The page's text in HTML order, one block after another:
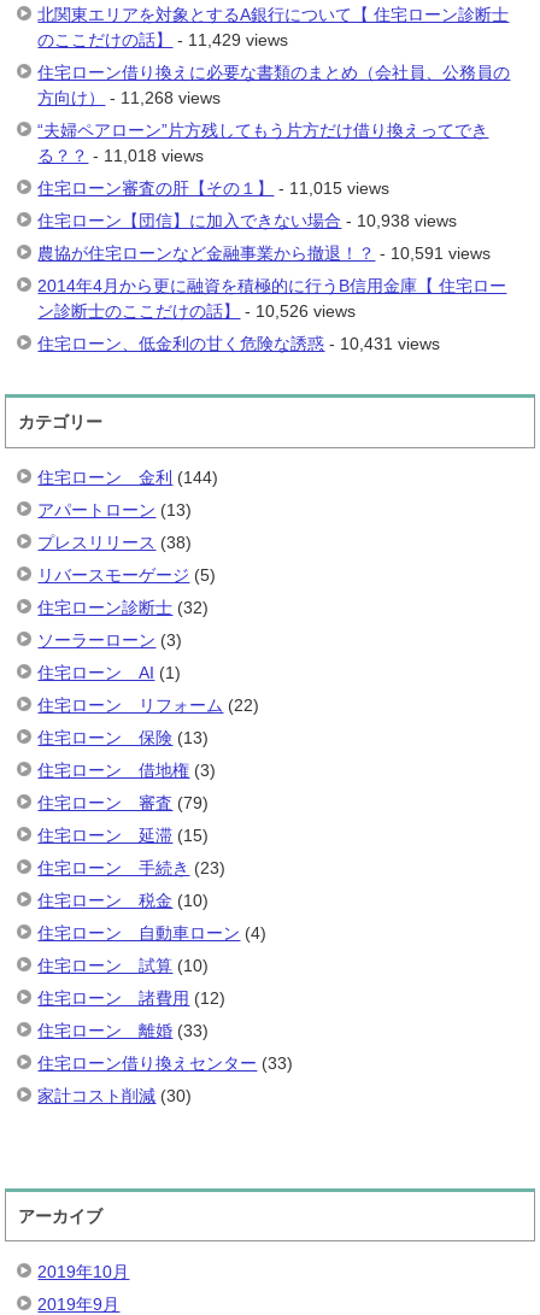
北関東エリアを対象とするA銀行について【 住宅ローン診断士
のここだけの話】
- 11,429 views
住宅ローン借り換えに必要な書類のまとめ（会社員、公務員の
方向け）
- 11,268 views
“夫婦ペアローン”片方残してもう片方だけ借り換えってでき
る？？ - 11,018 views
住宅ローン審査の肝【その１】
- 11,015 views
住宅ローン【団信】に加入できない場合 - 10,938 views
農協が住宅ローンなど金融事業から撤退！？ - 10,591 views
2014年4月から更に融資を積極的に行うB信用金庫【 住宅ロー
ン診断士のここだけの話】
- 10,526 views
住宅ローン、低金利の甘く危険な誘惑 - 10,431 views
カテゴリー
住宅ローン 金利 (144)
アパートローン (13)
プレスリリース (38)
リバースモーゲージ (5)
住宅ローン診断士 (32)
ソーラーローン (3)
住宅ローン AI (1)
住宅ローン リフォーム (22)
住宅ローン 保険 (13)
住宅ローン 借地権 (3)
住宅ローン 審査 (79)
住宅ローン 延滞 (15)
住宅ローン 手続き (23)
住宅ローン 税金 (10)
住宅ローン 自動車ローン (4)
住宅ローン 試算 (10)
住宅ローン 諸費用 (12)
住宅ローン 離婚 (33)
住宅ローン借り換えセンター (33)
家計コスト削減 (30)
アーカイブ
2019年10月
2019年9月